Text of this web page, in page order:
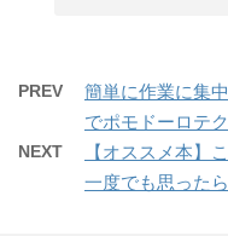
PREV
簡単に作業に集
でポモドーロテ
NEXT
【オススメ本】
一度でも思った